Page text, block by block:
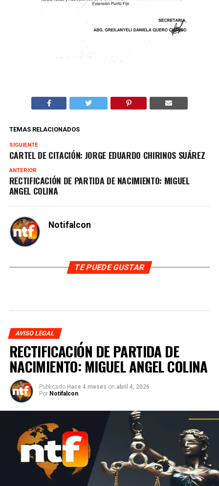
TEMAS RELACIONADOS
SIGUIENTE
CARTEL DE CITACIÓN: JORGE EDUARDO CHIRINOS SUÁREZ
ANTERIOR
RECTIFICACIÓN DE PARTIDA DE NACIMIENTO: MIGUEL
ANGEL COLINA
Notifalcon
TE PUEDE GUSTAR
AVISO LEGAL
RECTIFICACIÓN DE PARTIDA DE
NACIMIENTO: MIGUEL ANGEL COLINA
Publicado Hace 4 meses on abril 4, 2026
Por Notifalcon